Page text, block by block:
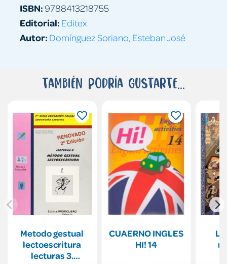
ISBN:9788413218755
Editorial: Editex
Autor: Domínguez Soriano, Esteban José
También podría gustarte...
Metodo gestual
lectoescritura
lecturas 3.
CUAERNO INGLES
HI! 14